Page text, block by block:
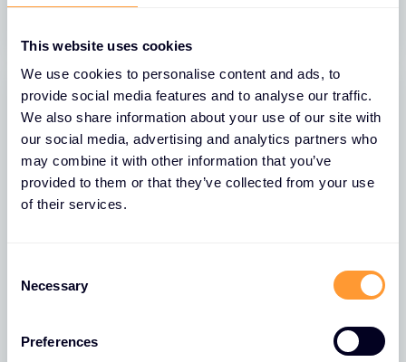
This website uses cookies
We use cookies to personalise content and ads, to
provide social media features and to analyse our traffic.
We also share information about your use of our site with
our social media, advertising and analytics partners who
may combine it with other information that you’ve
provided to them or that they’ve collected from your use
of their services.
Necessary
Preferences
Exclusive Networks kondigt
wereldwijd distributiepartnerschap
met Thales aan